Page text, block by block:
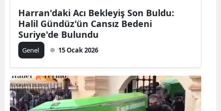
Harran'daki Acı Bekleyiş Son Buldu:
Halil Gündüz'ün Cansız Bedeni
Suriye'de Bulundu
Genel 15 Ocak 2026